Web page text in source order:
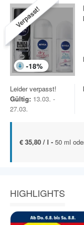
Verpasst!
-18%
Leider verpasst!
Gültig: 13.03. -
27.03.
€ 35,80 / l - 50 ml
HIGHLIGHTS